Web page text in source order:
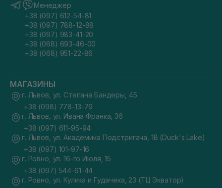
Менеджер
+38 (097) 612-54-81
+38 (097) 788-12-88
+38 (097) 983-41-20
+38 (068) 693-46-00
+38 (068) 951-22-86
МАГАЗИНЫ
г. Львов, ул. Степана Бандеры, 45
+38 (098) 778-13-79
г. Львов, ул. Ивана Франка, 36
+38 (097) 611-95-94
г. Львов, ул. Академика Подстригача, 1В (Duck's Lake)
+38 (097) 101-97-16
г. Ровно, ул. 16-го Июля, 15
+38 (097) 544-61-44
г. Ровно, ул. Кулика и Гудачека, 23 (ТЦ Экватор)